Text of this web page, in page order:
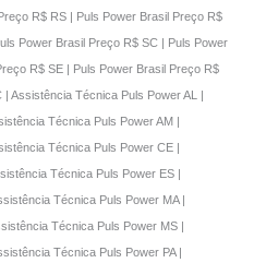
R$ RS | Puls Power Brasil Preço R$
Power Brasil Preço R$ SC | Puls Power
R$ SE | Puls Power Brasil Preço R$
Assistência Técnica Puls Power AL |
Técnica Puls Power AM |
Técnica Puls Power CE |
Técnica Puls Power ES |
Técnica Puls Power MA |
Técnica Puls Power MS |
Técnica Puls Power PA |